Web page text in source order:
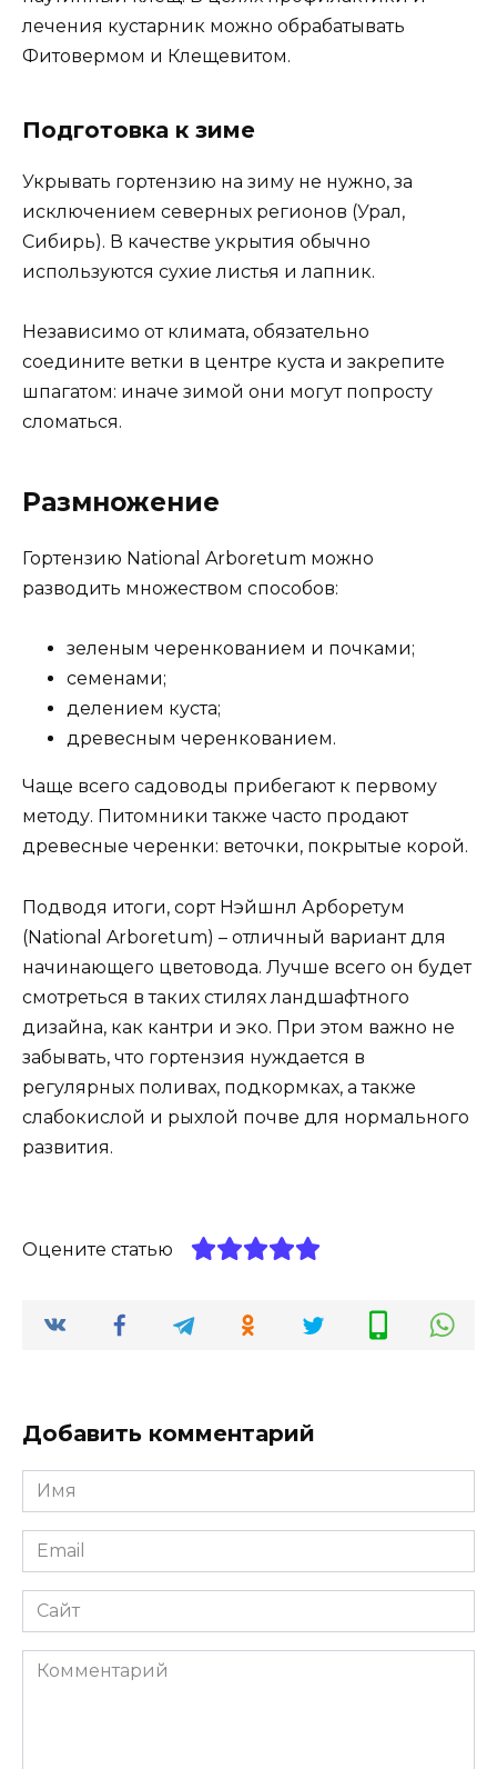
лечения кустарник можно обрабатывать
Фитовермом и Клещевитом.
Подготовка к зиме
Укрывать гортензию на зиму не нужно, за
исключением северных регионов (Урал,
Сибирь). В качестве укрытия обычно
используются сухие листья и лапник.
Независимо от климата, обязательно
соедините ветки в центре куста и закрепите
шпагатом: иначе зимой они могут попросту
сломаться.
Размножение
Гортензию National Arboretum можно
разводить множеством способов:
зеленым черенкованием и почками;
семенами;
делением куста;
древесным черенкованием.
Чаще всего садоводы прибегают к первому
методу. Питомники также часто продают
древесные черенки: веточки, покрытые корой.
Подводя итоги, сорт Нэйшнл Арборетум
(National Arboretum) – отличный вариант для
начинающего цветовода. Лучше всего он будет
смотреться в таких стилях ландшафтного
дизайна, как кантри и эко. При этом важно не
забывать, что гортензия нуждается в
регулярных поливах, подкормках, а также
слабокислой и рыхлой почве для нормального
развития.
Оцените статью
Добавить комментарий
Имя
*
Email
*
Сайт
Комментарий